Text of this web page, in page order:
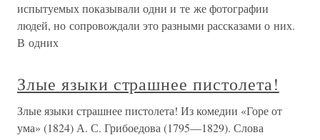
испытуемых показывали одни и те же фотографии
людей, но сопровождали это разными рассказами о них.
В одних
Злые языки страшнее пистолета!
Злые языки страшнее пистолета! Из комедии «Горе от
ума» (1824) А. С. Грибоедова (1795—1829). Слова